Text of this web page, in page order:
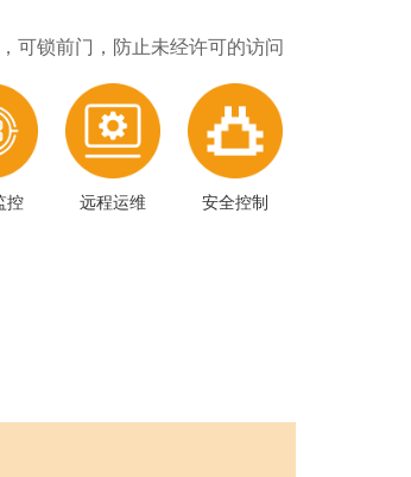
可锁前门，防止未经许可的访问
控 远程运维 安全控制